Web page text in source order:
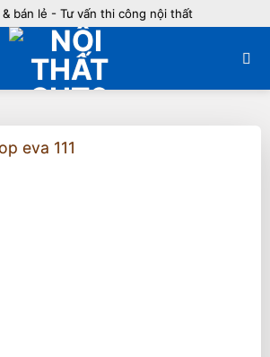
& bán lẻ - Tư vấn thi công nội thất